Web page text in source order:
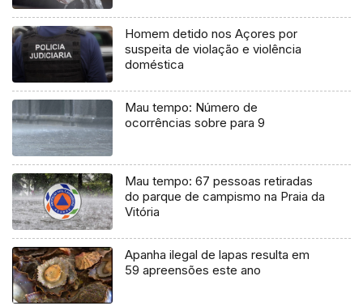
Homem detido nos Açores por
suspeita de violação e violência
doméstica
Mau tempo: Número de
ocorrências sobre para 9
Mau tempo: 67 pessoas retiradas
do parque de campismo na Praia da
Vitória
Apanha ilegal de lapas resulta em
59 apreensões este ano